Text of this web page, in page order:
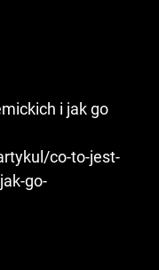
i jak go
co-to-jest-
go-